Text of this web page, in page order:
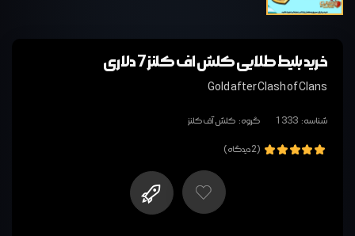
خرید بلیط طلایی کلش اف کلنز 7 دلاری
Gold after Clash of Clans
شناسه: 1333 گروه: کلش آف کلنز
(2 دیدگاه)